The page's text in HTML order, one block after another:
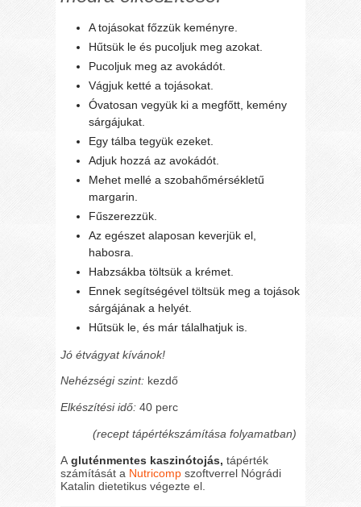
A tojásokat főzzük keményre.
Hűtsük le és pucoljuk meg azokat.
Pucoljuk meg az avokádót.
Vágjuk ketté a tojásokat.
Óvatosan vegyük ki a megfőtt, kemény
sárgájukat.
Egy tálba tegyük ezeket.
Adjuk hozzá az avokádót.
Mehet mellé a szobahőmérsékletű
margarin.
Fűszerezzük.
Az egészet alaposan keverjük el,
habosra.
Habzsákba töltsük a krémet.
Ennek segítségével töltsük meg a tojások
sárgájának a helyét.
Hűtsük le, és már tálalhatjuk is.
Jó étvágyat kívánok!
Nehézségi szint: kezdő
Elkészítési idő: 40 perc
(recept tápértékszámítása folyamatban)
A gluténmentes kaszinótojás, tápérték
számítását a Nutricomp szoftverrel Nógrádi
Katalin dietetikus végezte el.